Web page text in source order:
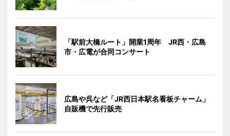
「駅前大橋ルート」開業1周年 JR西・広島
市・広電が合同コンサート
広島や呉など「JR西日本駅名看板チャーム」
自販機で先行販売